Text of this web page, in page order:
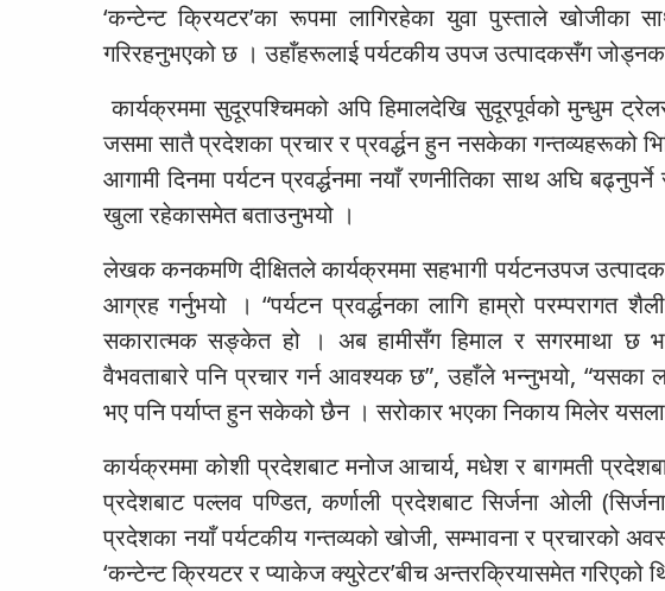
‘कन्टेन्ट क्रियटर’का रूपमा लागिरहेका युवा पुस्ताले खोजीका
गरिरहनुभएको छ । उहाँहरूलाई पर्यटकीय उपज उत्पादकसँग
कार्यक्रममा सुदूरपश्चिमको अपि हिमालदेखि सुदूरपूर्वको मुन्धुम
जसमा सातै प्रदेशका प्रचार र प्रवर्द्धन हुन नसकेका गन्तव्यहरूको
आगामी दिनमा पर्यटन प्रवर्द्धनमा नयाँ रणनीतिका साथ अघि
खुला रहेकासमेत बताउनुभयो ।
लेखक कनकमणि दीक्षितले कार्यक्रममा सहभागी पर्यटनउपज
आग्रह गर्नुभयो । “पर्यटन प्रवर्द्धनका लागि हाम्रो परम्परागत
सकारात्मक सङ्केत हो । अब हामीसँग हिमाल र सगरमाथा छ
वैभवताबारे पनि प्रचार गर्न आवश्यक छ”, उहाँले भन्नुभयो, “यसका
भए पनि पर्याप्त हुन सकेको छैन । सरोकार भएका निकाय मिलेर
कार्यक्रममा कोशी प्रदेशबाट मनोज आचार्य, मधेश र बागमती
प्रदेशबाट पल्लव पण्डित, कर्णाली प्रदेशबाट सिर्जना ओली
प्रदेशका नयाँ पर्यटकीय गन्तव्यको खोजी, सम्भावना र प्रचारको
‘कन्टेन्ट क्रियटर र प्याकेज क्युरेटर’बीच अन्तरक्रियासमेत गरिएको